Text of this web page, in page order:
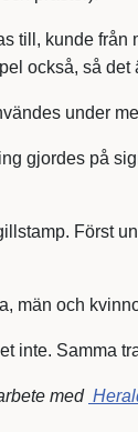
till, kunde från
också, så
under
gjordes på
Först
män och
inte. Samma
med